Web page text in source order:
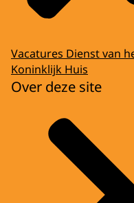
Vacatures Dienst van
Koninklijk Huis
Over deze site